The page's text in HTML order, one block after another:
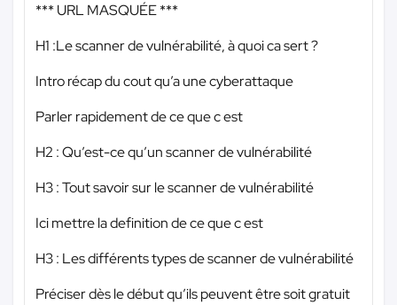
*** URL MASQUÉE ***
H1 :Le scanner de vulnérabilité, à quoi ca sert ?
Intro récap du cout qu’a une cyberattaque
Parler rapidement de ce que c est
H2 : Qu’est-ce qu’un scanner de vulnérabilité
H3 : Tout savoir sur le scanner de vulnérabilité
Ici mettre la definition de ce que c est
H3 : Les différents types de scanner de vulnérabilité
Préciser dès le début qu’ils peuvent être soit gratuit